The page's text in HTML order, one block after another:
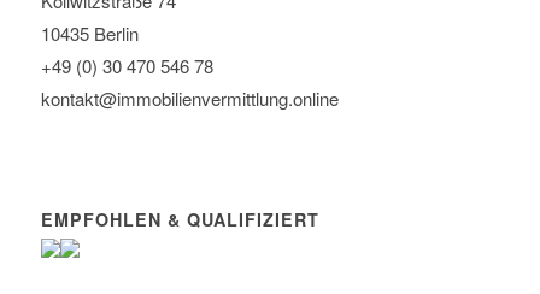
10435 Berlin
+49 (0) 30 470 546 78
kontakt@immobilien­vermittlung.online
EMPFOHLEN & QUALIFIZIERT